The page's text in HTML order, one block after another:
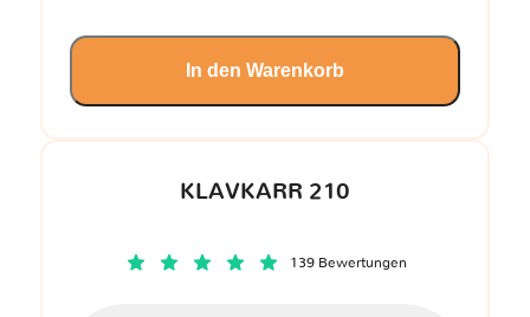
KLAVKARR 210
139 Bewertungen
In den Warenkorb